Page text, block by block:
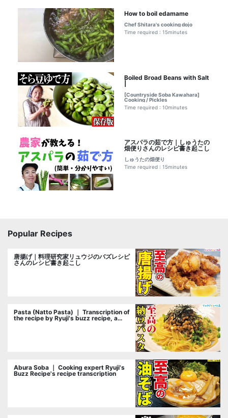
How to boil edamame
Chef Shitara's cooking dojo
Time required : 15minutes
Boiled Broad Beans with Salt
[Countryside Soba Kawahara]
Cooking / Pickles
Time required : 10minutes
アスパラの茹で方｜しゅうたの
畑便りさんのレシピ書き起こし
しゅうたの畑便り
Time required : 15minutes
Popular Recipes
唐揚げ｜料理研究家リュウジのバズレシピ
さんのレシピ書き起こし
Pasta (Natto Pasta) ｜ Transcription of
the recipe by Ryuji's buzz recipe, a
Abura Soba ｜ Cooking expert Ryuji's
Buzz Recipe's recipe transcription